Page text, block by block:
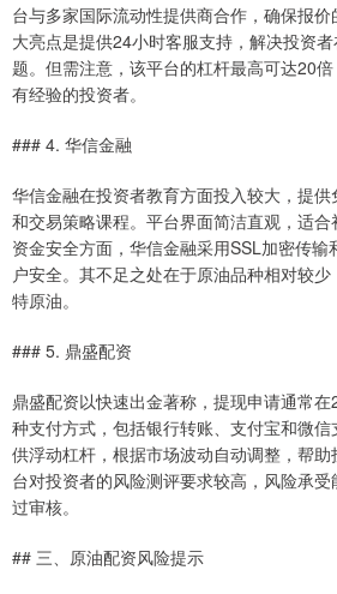
台与多家国际流动性提供商合作，确保报
大亮点是提供24小时客服支持，解决投资
题。但需注意，该平台的杠杆最高可达20
有经验的投资者。
### 4. 华信金融
华信金融在投资者教育方面投入较大，提
和交易策略课程。平台界面简洁直观，适合
资金安全方面，华信金融采用SSL加密传输
户安全。其不足之处在于原油品种相对较
特原油。
### 5. 鼎盛配资
鼎盛配资以快速出金著称，提现申请通常
种支付方式，包括银行转账、支付宝和微
供浮动杠杆，根据市场波动自动调整，帮
台对投资者的风险测评要求较高，风险承
过审核。
## 三、原油配资风险提示